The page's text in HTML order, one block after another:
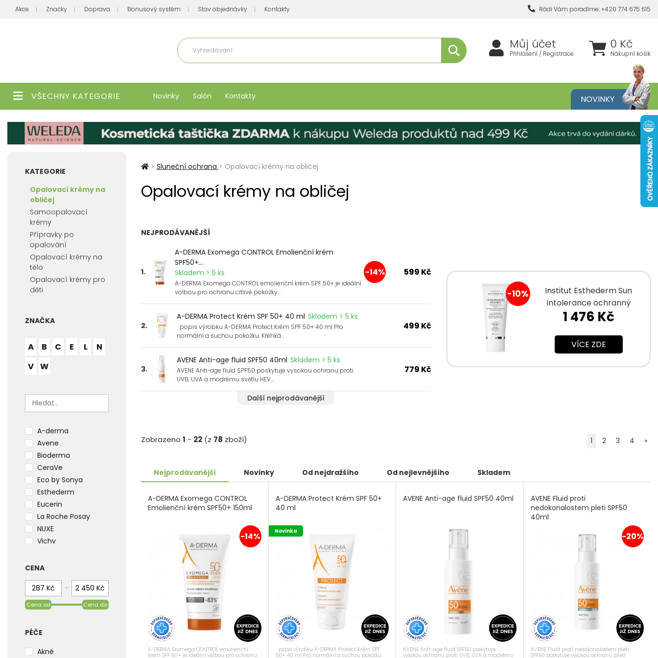
Akce Značky Doprava Bonusový systém Stav objednávky Kontakty Rádi Vám poradíme: +420 774 675 615
0 Kč
Nákupní košík
Můj účet
Přihlášení / Registrace
VŠECHNY KATEGORIE Novinky Salón Kontakty NOVINKY
> Sluneční ochrana > Opalovací krémy na obličej
Opalovací krémy na obličej
NEJPRODÁVANĚJŠÍ
1.
A-DERMA Exomega CONTROL Emolienční krém
SPF50+...
Skladem > 5 ks
A-DERMA Exomega CONTROL emolienční krém SPF 50+ je ideální
volbou pro ochranu citlivé pokožky…
-14% 599 Kč
2.
A-DERMA Protect Krém SPF 50+ 40 ml Skladem > 5 ks
popis výrobku A-DERMA Protect Krém SPF 50+ 40 ml Pro
normální a suchou pokožku. Křehká…
499 Kč
3.
AVENE Anti-age fluid SPF50 40ml Skladem > 5 ks
AVENE Anti-age fluid SPF50 poskytuje vysokou ochranu proti
UVB, UVA a modrému světlu HEV.…
779 Kč
Další nejprodávanější
-10%
Institut Esthederm Sun
Intolerance ochranný
krém na obličej při
1 476 Kč
VÍCE ZDE
1 2 3 4 »
Zobrazeno 1 - 22(z 78 zboží)
Nejprodávanější Novinky Od nejdražšího Od nejlevnějšího Skladem
A-DERMA Exomega CONTROL
Emolienční krém SPF50+ 150ml
-14%
A-DERMA Exomega CONTROL emolienční
krém SPF 50+ je ideální volbou pro ochranu
A-DERMA Protect Krém SPF 50+
40 ml
Novinka
popis výrobku A-DERMA Protect Krém SPF
50+ 40 ml Pro normální a suchou pokožku.
AVENE Anti-age fluid SPF50 40ml
AVENE Anti-age fluid SPF50 poskytuje
vysokou ochranu proti UVB, UVA a modrému
AVENE Fluid proti
nedokonalostem pleti SPF50
40ml
-20%
AVENE Fluid proti nedokonalostem pleti
SPF50 poskytuje vysokou ochranu před
KATEGORIE
Opalovací krémy na
obličej
Samoopalovací
krémy
Přípravky po
opalování
Opalovací krémy na
tělo
Opalovací krémy pro
děti
ZNAČKA
A B C E L
N
V W
A-derma
Avene
Bioderma
CeraVe
Eco by Sonya
Esthederm
Eucerin
La Roche Posay
NUXE
Vichy
CENA
-
Cena od Cena do
PÉČE
Akné